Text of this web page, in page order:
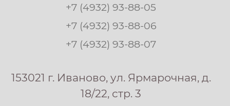
+7 (4932) 93-88-05
+7 (4932) 93-88-06
+7 (4932) 93-88-07
153021 г. Иваново, ул. Ярмарочная, д.
18/22, стр. 3